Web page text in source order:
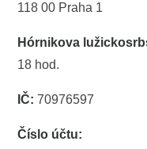
118 00 Praha 1
Hórnikova
18 hod.
IČ: 70976597
Číslo účtu: